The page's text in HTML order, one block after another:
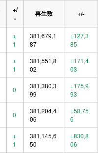
+/
-
再生数 +/-
+
1
381,679,1
87
+127,3
85
+
1
381,551,8
02
+171,4
03
0
381,380,3
99
+175,9
93
0
381,204,4
06
+58,75
6
+
1
381,145,6
50
+830,8
06